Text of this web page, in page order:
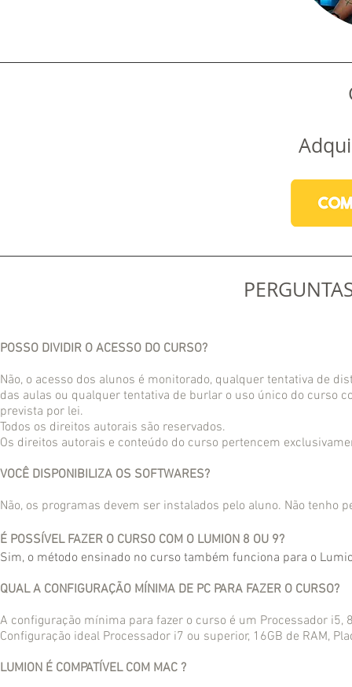
POSSO DIVIDIR O ACESSO DO CURSO?
Não, o acesso dos alunos é monitorado, qualquer tentativa de
das aulas ou qualquer tentativa de burlar o uso único do curso
prevista por lei.
Todos os direitos autorais são reservados.
Os direitos autorais e conteúdo do curso pertencem
VOCÊ DISPONIBILIZA OS SOFTWARES?
Não, os programas devem ser instalados pelo aluno. Não tenho
É POSSÍVEL FAZER O CURSO COM O LUMION 8 OU 9?
Sim, o método ensinado no curso também funciona para o
QUAL A CONFIGURAÇÃO MÍNIMA DE PC PARA FAZER O CURSO?
A configuração mínima para fazer o curso é um Processador i5,
Configuração ideal Processador i7 ou superior, 16GB de RAM,
LUMION É COMPATÍVEL COM MAC ?